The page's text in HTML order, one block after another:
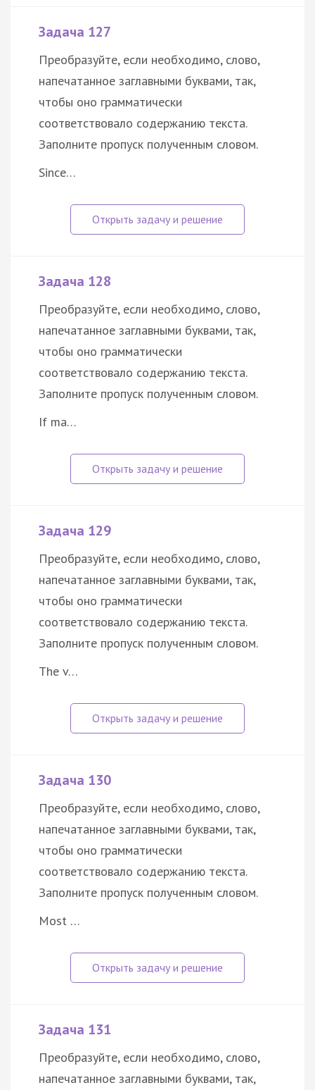
Задача 127
Преобразуйте, если необходимо, слово,
напечатанное заглавными буквами, так,
чтобы оно грамматически
соответствовало содержанию текста.
Заполните пропуск полученным словом.
Since…
Задача 128
Преобразуйте, если необходимо, слово,
напечатанное заглавными буквами, так,
чтобы оно грамматически
соответствовало содержанию текста.
Заполните пропуск полученным словом.
If ma…
Задача 129
Преобразуйте, если необходимо, слово,
напечатанное заглавными буквами, так,
чтобы оно грамматически
соответствовало содержанию текста.
Заполните пропуск полученным словом.
The v…
Задача 130
Преобразуйте, если необходимо, слово,
напечатанное заглавными буквами, так,
чтобы оно грамматически
соответствовало содержанию текста.
Заполните пропуск полученным словом.
Most …
Задача 131
Преобразуйте, если необходимо, слово,
напечатанное заглавными буквами, так,